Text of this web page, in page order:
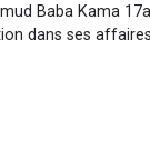
Baba Kama 17a]
dans ses